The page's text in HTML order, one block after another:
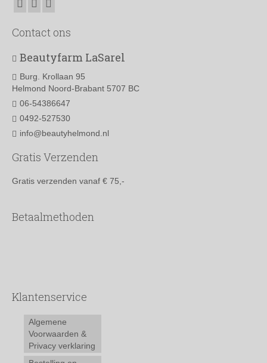
Contact ons
Beautyfarm LaSarel
Burg. Krollaan 95
Helmond Noord-Brabant 5707 BC
06-54386647
0492-527530
info@beautyhelmond.nl
Gratis Verzenden
Gratis verzenden vanaf € 75,-
Betaalmethoden
Klantenservice
Algemene
Voorwaarden &
Privacy verklaring